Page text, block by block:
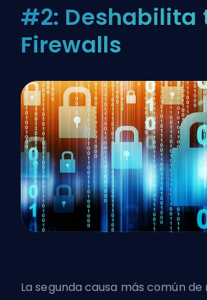
#2: Deshabilita
Firewalls
La segunda causa más común